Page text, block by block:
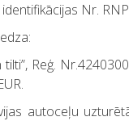
identifikācijas Nr.
Reģ.